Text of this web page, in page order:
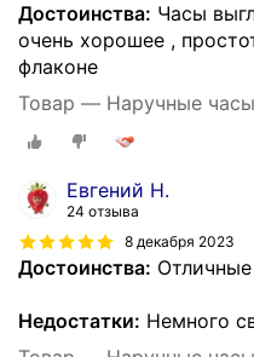
Достоинства: Часы
очень хорошее ,
флаконе
Товар — Наручные часы
Евгений Н.
24 отзыва
8 декабря 2023
Достоинства:
Недостатки: Немного